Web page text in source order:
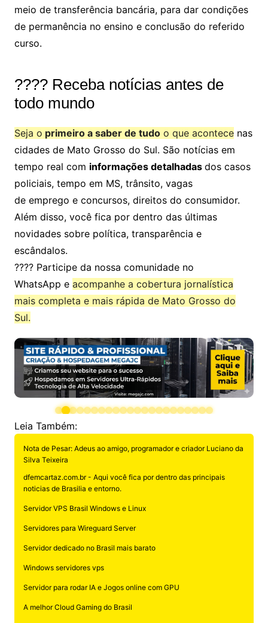
meio de transferência bancária, para dar condições
de permanência no ensino e conclusão do referido
curso.
???? Receba notícias antes de
todo mundo
Seja o primeiro a saber de tudoo que acontecenas
cidades de Mato Grosso do Sul. São notícias em
tempo real com informações detalhadas dos casos
policiais, tempo em MS, trânsito, vagas
de emprego e concursos, direitos do consumidor.
Além disso, você fica por dentro das últimas
novidades sobre política, transparência e
escândalos.
???? Participe da nossa comunidade no
WhatsApp e acompanhe a cobertura jornalística
mais completa e mais rápida de Mato Grosso do
Sul.
Leia Também:
Nota de Pesar: Adeus ao amigo, programador e criador Luciano da
Silva Teixeira
dfemcartaz.com.br - Aqui você fica por dentro das principais
noticias de Brasilia e entorno.
Servidor VPS Brasil Windows e Linux
Servidores para Wireguard Server
Servidor dedicado no Brasil mais barato
Windows servidores vps
Servidor para rodar IA e Jogos online com GPU
A melhor Cloud Gaming do Brasil